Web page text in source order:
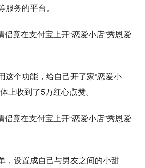
务的平台。
这个功能，给自己开了家“恋爱小
上收到了5万红心点赞。
，设置成自己与男友之间的小甜